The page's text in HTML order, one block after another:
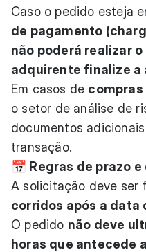
Caso o pedido esteja
de pagamento
não poderá realizar
adquirente finalize
Em casos de
o setor de análise de
documentos
transação.
📅 Regras de prazo
A solicitação deve ser
corridos após a data
O pedido não deve
horas que antecede